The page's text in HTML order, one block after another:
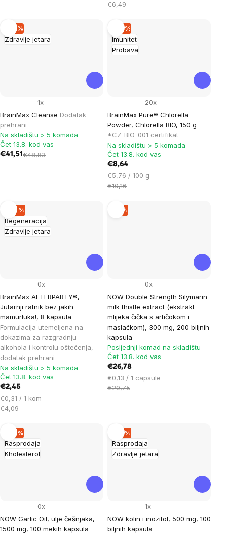
mjere:
€6,49
Zdravlje jetara
–14 %
BrainMax Cleanse Dodatak
prehrani
1x
Na skladištu > 5 komada
Čet 13.8. kod vas
€41,51€48,83
Imunitet
Probava
–14 %
BrainMax Pure® Chlorella
Powder, Chlorella BIO, 150 g
*CZ-BIO-001 certifikat
20x
Na skladištu > 5 komada
Čet 13.8. kod vas
€8,64
Cijena
mjere:
€5,76 / 100 g
€10,16
Regeneracija
Zdravlje jetara
–40 %
BrainMax AFTERPARTY®,
Jutarnji ratnik bez jakih
mamurluka!, 8 kapsula
Formulacija utemeljena na
dokazima za razgradnju
alkohola i kontrolu oštećenja,
dodatak prehrani
0x
Na skladištu > 5 komada
Čet 13.8. kod vas
€2,45
Cijena
mjere:
€0,31 / 1 kom
€4,09
–9 %
NOW Double Strength Silymarin
milk thistle extract (ekstrakt
mlijeka čička s artičokom i
maslačkom), 300 mg, 200 biljnih
kapsula
0x
Posljednji komad na skladištu
Čet 13.8. kod vas
€26,78
Cijena
mjere:
€0,13 / 1 capsule
€29,75
Rasprodaja
Kholesterol
–10 %
NOW Garlic Oil, ulje češnjaka,
1500 mg, 100 mekih kapsula
0x
Rasprodaja
Zdravlje jetara
–10 %
NOW kolin i inozitol, 500 mg, 100
biljnih kapsula
1x